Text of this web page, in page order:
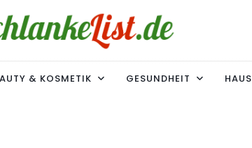
SIE SIND NICHT ALLEIN!
& KOSMETIK GESUNDHEIT